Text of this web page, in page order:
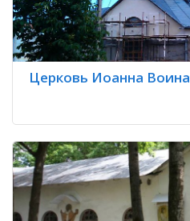
Церковь Иоанна Воина